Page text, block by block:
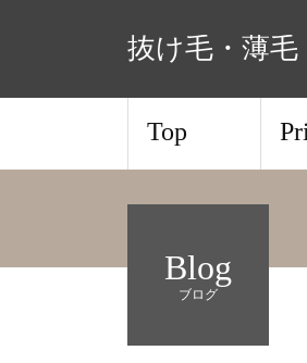
抜け毛・薄
Top
Blog
ブログ